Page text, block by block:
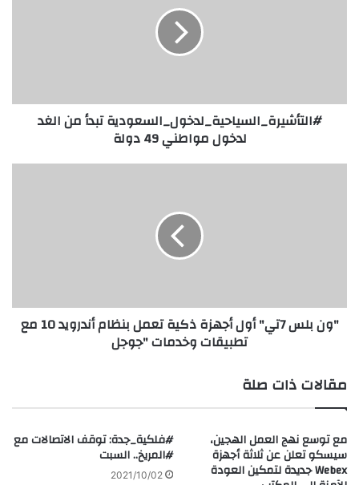
#التأشيرة_السياحية_لدخول_السعودية تبدأ من الغد
لدخول مواطني 49 دولة
أندرويد
10
"جوجل
"ون بلس 7تي" أول أجهزة ذكية تعمل بنظام أندرويد 10 مع
تطبيقات وخدمات "جوجل
مقالات ذات صلة
مع توسع نهج العمل الهجين،
سيسكو تعلن عن ثلاثة أجهزة
Webex جديدة لتمكين العودة
#فلكية_جدة: توقف الاتصالات مع
#المريخ.. السبت
2021/10/02